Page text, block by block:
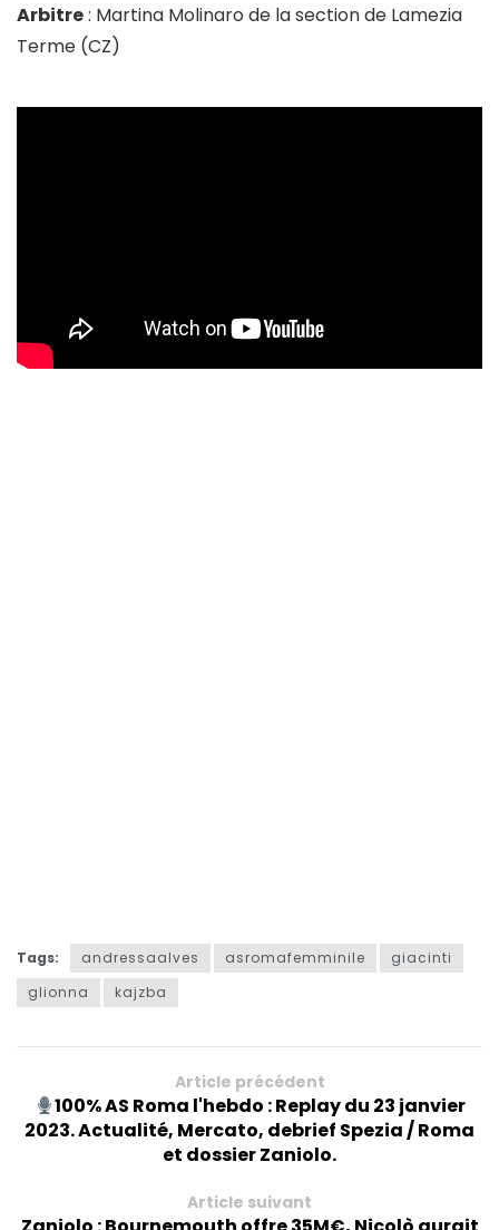
Arbitre: Martina Molinaro de la section de Lamezia
Terme (CZ)
Tags: andressaalves asromafemminile
giacinti
glionna
kajzba
Article précédent
100% AS Roma l'hebdo : Replay du 23 janvier
2023. Actualité, Mercato, debrief Spezia / Roma
et dossier Zaniolo.
Article suivant